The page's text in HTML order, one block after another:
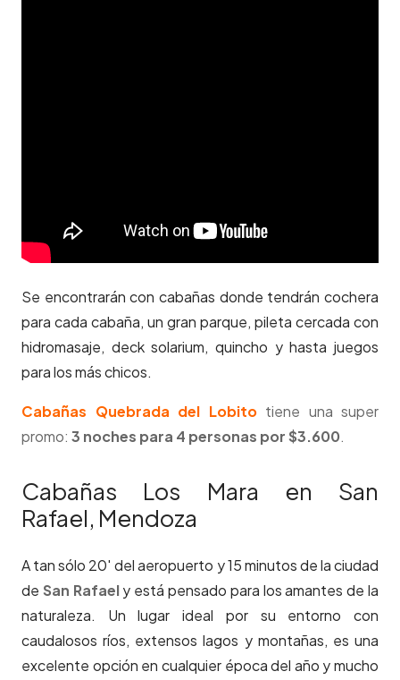
Se encontrarán con cabañas donde tendrán cochera
para cada cabaña, un gran parque, pileta cercada con
hidromasaje, deck solarium, quincho y hasta juegos
para los más chicos.
Cabañas Quebrada del Lobitotiene una super
promo: 3 noches para 4 personas por $3.600.
Cabañas Los Mara en San
Rafael, Mendoza
A tan sólo 20′ del aeropuerto y 15 minutos de la ciudad
de San Rafaely está pensado para los amantes de la
naturaleza. Un lugar ideal por su entorno con
caudalosos ríos, extensos lagos y montañas, es una
excelente opción en cualquier época del año y mucho